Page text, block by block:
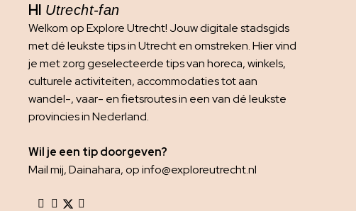
HI Utrecht-fan
Welkom op Explore Utrecht! Jouw digitale stadsgids
met dé leukste tips in Utrecht en omstreken. Hier vind
je met zorg geselecteerde tips van horeca, winkels,
culturele activiteiten, accommodaties tot aan
wandel-, vaar- en fietsroutes in een van dé leukste
provincies in Nederland.
Wil je een tip doorgeven?
Mail mij, Dainahara, op info@exploreutrecht.nl